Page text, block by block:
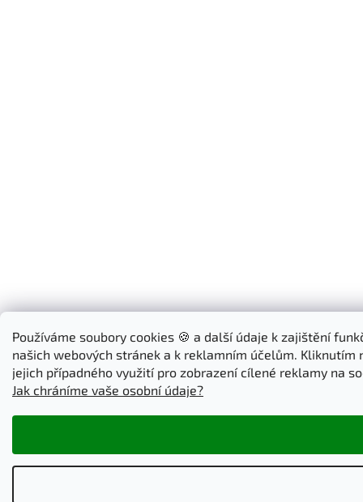
Používáme soubory cookies 🍪 a další údaje k zajištění
našich webových stránek a k reklamním účelům.
jejich případného využití pro zobrazení cílené reklamy na
Jak chráníme vaše osobní údaje?